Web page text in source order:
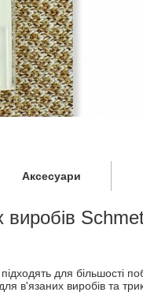
Аксесуари
виробів
для більшості
в'язаних виробів та